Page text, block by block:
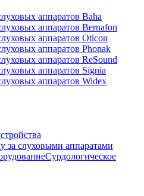
аппаратов Baha
аппаратов Bernafon
аппаратов Oticon
аппаратов Phonak
аппаратов ReSound
аппаратов Signia
аппаратов Widex
за слуховыми аппаратами
Сурдологическое